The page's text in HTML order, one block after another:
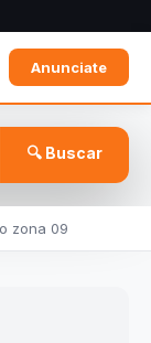
Anunciate
🔍 Buscar
zona 09